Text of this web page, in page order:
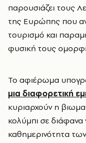
παρουσιάζει τους
της Ευρώπης που
τουρισμό και
φυσική τους
Το αφιέρωμα
μια διαφορετική
κυριαρχούν η
κολύμπι σε διάφανα
καθημερινότητα των